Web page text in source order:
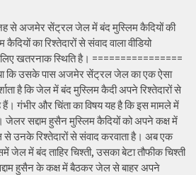
से अजमेर सेंट्रल जेल में बंद मुस्लिम कैदियों की
का रिश्तेदारों से संवाद वाला वीडियो
खतरनाक स्थिति है। ================
कि उसके पास अजमेर सेंट्रल जेल का एक ऐसा
है कि जेल में बंद मुस्लिम कैदी अपने रिश्तेदारों से
हैं। गंभीर और चिंता का विषय यह है कि इस मामले में
जेलर सद्दाम हुसैन मुस्लिम कैदियों को अपने कक्ष में
से उनके रिश्तेदारों से संवाद करवाता है। अब एक
जेल में बंद ताहिर चिश्ती, उसका बेटा तौफीक चिश्ती
हुसैन के कक्ष में बैठकर जेल से बाहर अपने